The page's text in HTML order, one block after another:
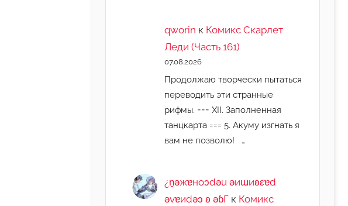
qworin к Комикс Скарлет
Леди (Часть 161)
07.08.2026
Продолжаю творчески пытаться
переводить эти странные
рифмы. === XII. Заполненная
танцкарта === 5. Акуму изгнать я
вам не позволю! …
¿n̯ǝжɐноɔdǝu ǝиɯиʚεɐd
ǝvɐиdǝɔ ʚ ǝɓГ к Комикс